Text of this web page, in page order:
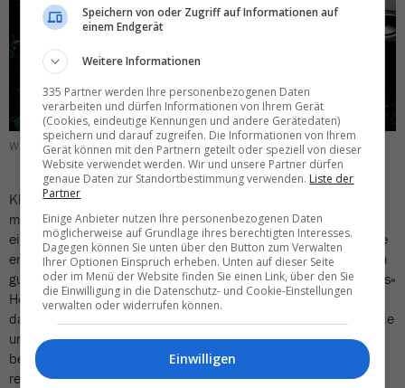
Wagenheber und Dirt Road sind eine schlechte Kombination.
Klar, schlechte Ferienerlebnisse braucht niemand. Drum geht
man lieber auf Nummer sicher. Nur dass das Internet hier eben
ein trügerischer Ratgeber sein kann. Letztes Jahr beispielsweise
entschlossen wir uns, in Siem Reap nach einem Abstecher in ein
gut situiertes Haus im Jahr zuvor wieder in unser «angestammtes»
Hotel zu wechseln; schliesslich waren wir jahrelang zufrieden
damit. Die Reviews auf Tripadvisor waren ebenso euphorisch wie
unsere Erinnerung. Doch mit der aktuellen Entwicklung hatte
beides nichts mehr zu tun. Das Hotel hatte sich in eine
regelrechte Katastrophe verwandelt.
Speichern von oder Zugriff auf Informationen auf
einem Endgerät
Weitere Informationen
335 Partner werden Ihre personenbezogenen Daten
verarbeiten und dürfen Informationen von Ihrem Gerät
(Cookies, eindeutige Kennungen und andere Gerätedaten)
speichern und darauf zugreifen. Die Informationen von Ihrem
Gerät können mit den Partnern geteilt oder speziell von dieser
Website verwendet werden. Wir und unsere Partner dürfen
genaue Daten zur Standortbestimmung verwenden. Liste der
Partner
Einige Anbieter nutzen Ihre personenbezogenen Daten
möglicherweise auf Grundlage ihres berechtigten Interesses.
Dagegen können Sie unten über den Button zum Verwalten
Ihrer Optionen Einspruch erheben. Unten auf dieser Seite
oder im Menü der Website finden Sie einen Link, über den Sie
die Einwilligung in die Datenschutz- und Cookie-Einstellungen
verwalten oder widerrufen können.
Einwilligen